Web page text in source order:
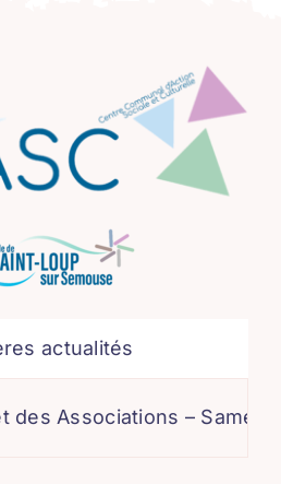
actualités
– Samedi 5